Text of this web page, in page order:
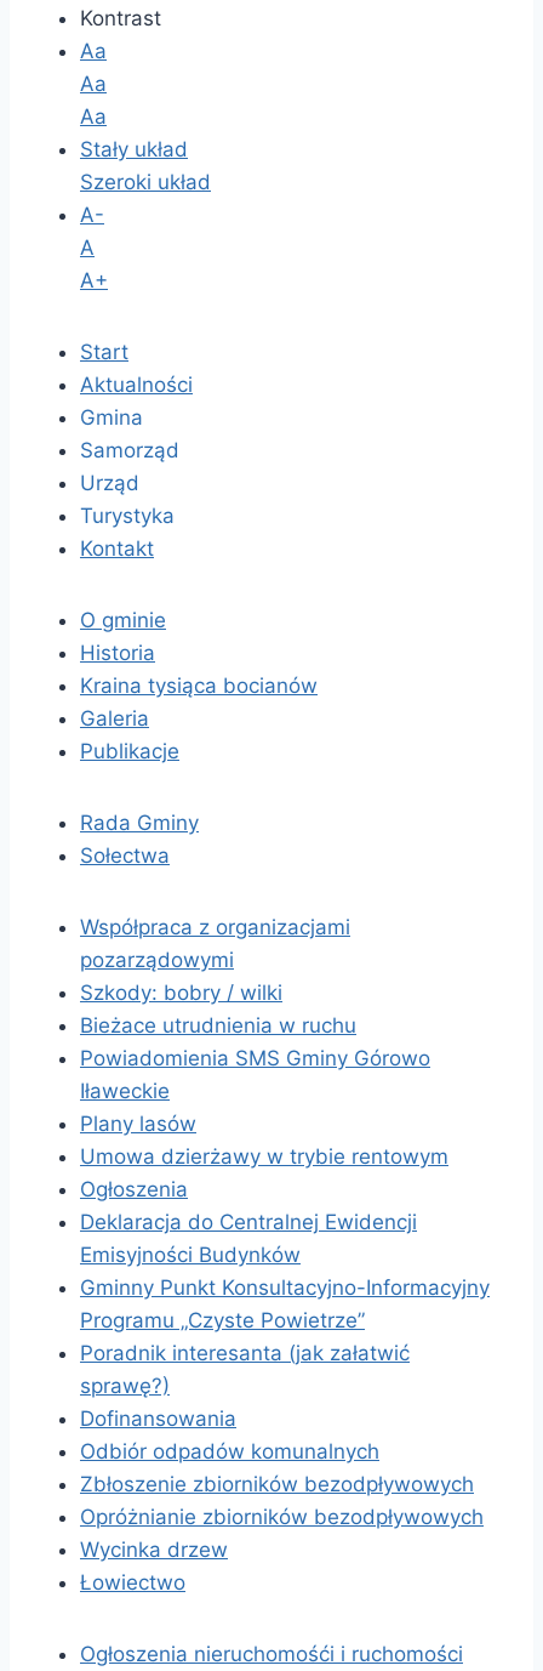
Kontrast
Aa
Aa
Aa
Stały układ
Szeroki układ
A-
A
A+
Start
Aktualności
Gmina
Samorząd
Urząd
Turystyka
Kontakt
O gminie
Historia
Kraina tysiąca bocianów
Galeria
Publikacje
Rada Gminy
Sołectwa
Współpraca z organizacjami
pozarządowymi
Szkody: bobry / wilki
Bieżace utrudnienia w ruchu
Powiadomienia SMS Gminy Górowo
Iławeckie
Plany lasów
Umowa dzierżawy w trybie rentowym
Ogłoszenia
Deklaracja do Centralnej Ewidencji
Emisyjności Budynków
Gminny Punkt Konsultacyjno-Informacyjny
Programu „Czyste Powietrze”
Poradnik interesanta (jak załatwić
sprawę?)
Dofinansowania
Odbiór odpadów komunalnych
Zbłoszenie zbiorników bezodpływowych
Opróżnianie zbiorników bezodpływowych
Wycinka drzew
Łowiectwo
Ogłoszenia nieruchomośći i ruchomości